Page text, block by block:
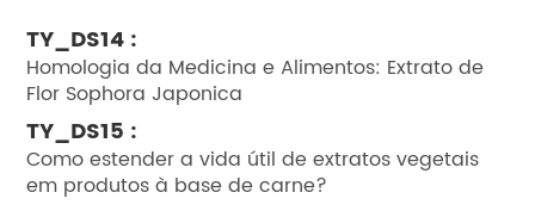
TY_DS14 :
Homologia da Medicina e Alimentos: Extrato de
Flor Sophora Japonica
TY_DS15 :
Como estender a vida útil de extratos vegetais
em produtos à base de carne?